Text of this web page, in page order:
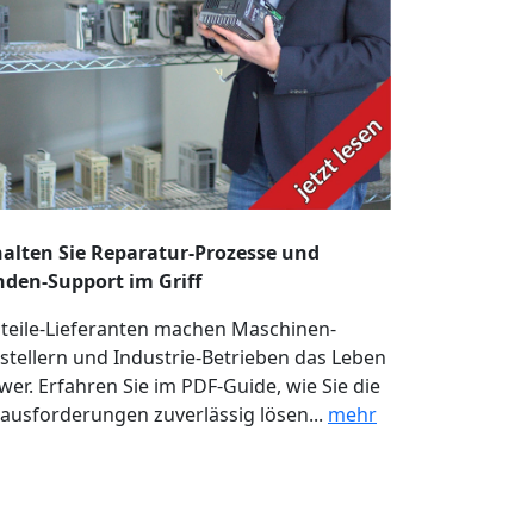
Sie Reparatur-Prozesse und
Support im Griff
Lieferanten machen Maschinen-
und Industrie-Betrieben das Leben
Erfahren Sie im PDF-Guide, wie Sie die
zuverlässig lösen... mehr